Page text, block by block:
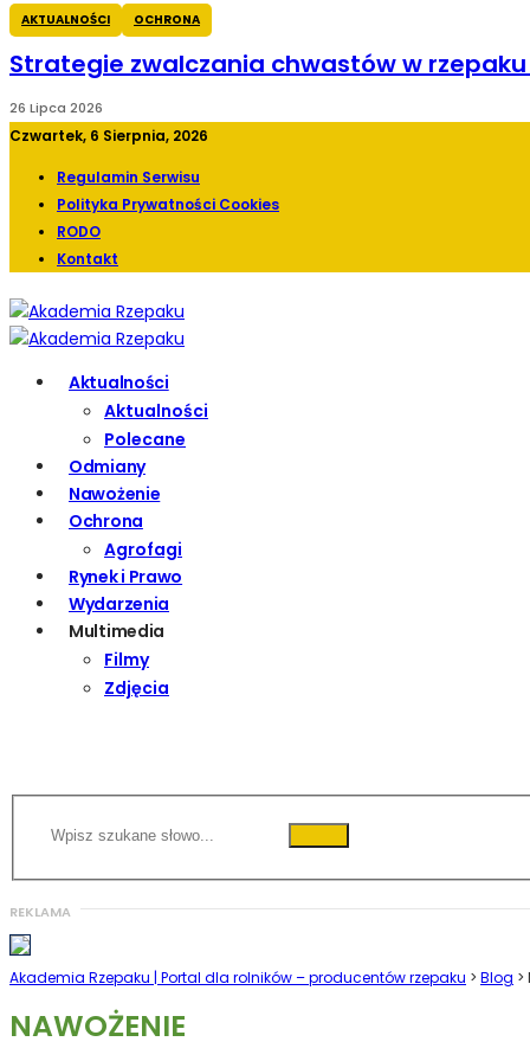
AKTUALNOŚCI OCHRONA
Strategie zwalczania chwastów w
26 Lipca 2026
Czwartek, 6 Sierpnia, 2026
Regulamin Serwisu
Polityka Prywatności Cookies
RODO
Kontakt
Aktualności
Aktualności
Polecane
Odmiany
Nawożenie
Ochrona
Agrofagi
Rynek i Prawo
Wydarzenia
Multimedia
Filmy
Zdjęcia
Akademia Rzepaku | Portal dla rolników – producentów rzepaku > Blog >
NAWOŻENIE